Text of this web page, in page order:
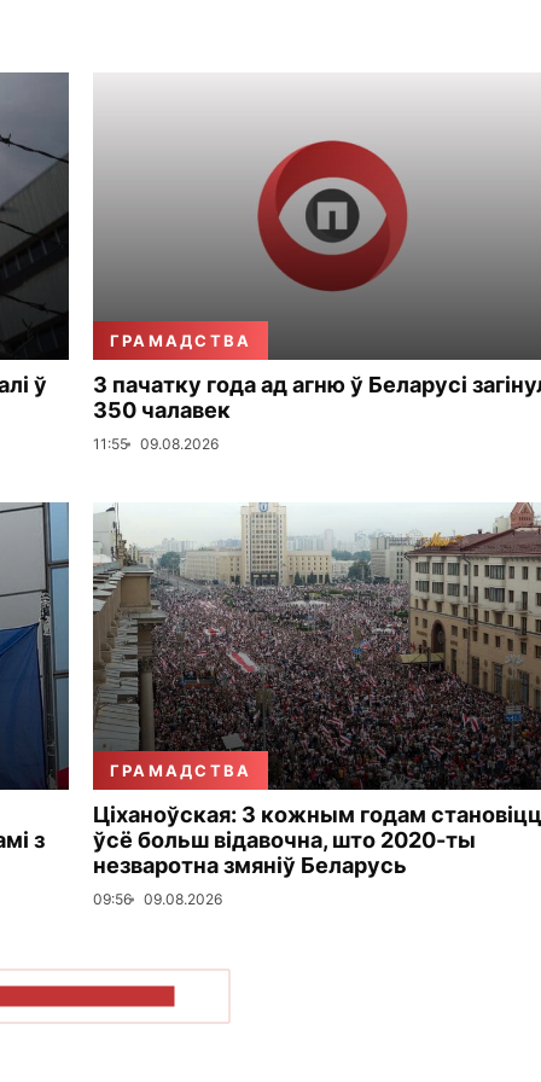
ў
ГРАМАДСТВА
З пачатку года ад агню ў Беларусі
350 чалавек
11:55 09.08.2026
з
ГРАМАДСТВА
Ціханоўская: З кожным годам
ўсё больш відавочна, што 2020-ты
незваротна змяніў Беларусь
09:56 09.08.2026